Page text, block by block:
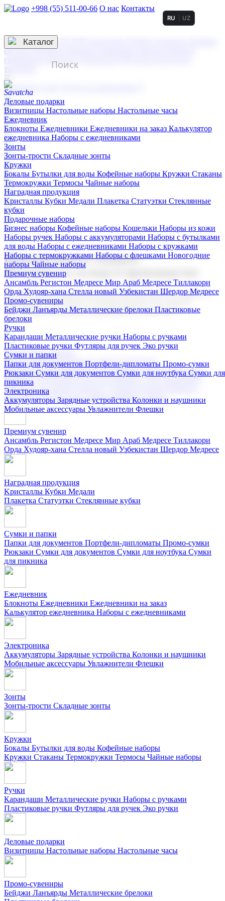
+998 (55) 511-00-66 О нас Контакты
3D гравировка
смолой (Doming)
гравировка твердая
тиснение
RU UZ
☰
Контакты
Каталог
Деловые подарки
Визитницы Настольные наборы Настольные часы
Ежедневник
Блокноты Ежедневники Ежедневники на заказ Калькулятор
ежедневника Наборы с ежедневниками
Зонты
Зонты-трости Складные зонты
Кружки
Бокалы Бутылки для воды Кофейные наборы Кружки Стаканы
Термокружки Термосы Чайные наборы
Наградная продукция
Kристаллы Кубки Медали Плакетка Статуэтки Стеклянные
кубки
Подарочные наборы
Бизнес наборы Кофейные наборы Кошельки Наборы из кожи
Наборы ручек Наборы с аккумуляторами Наборы с бутылками
для воды Наборы с ежедневниками Наборы с кружками
Наборы с термокружками Наборы с флешками Новогодние
наборы Чайные наборы
Премиум сувенир
Ансамбль Регистон Медресе Мир Араб Медресе Тиллакори
Орда Худояр-хана Стелла новый Узбекистан Шердор Медресе
Промо-сувениры
Бейджи Ланъярды Металлические брелоки Пластиковые
брелоки
Ручки
Карандаши Металлические ручки Наборы с ручками
Пластиковые ручки Футляры для ручек Эко ручки
Сумки и папки
Папки для документов Портфели-дипломаты Промо-сумки
Рюкзаки Сумки для документов Сумки для ноутбука Сумки для
пикника
Электроника
Аккумуляторы Зарядные устройства Колонки и наушники
Мобильные аксессуары Увлажнители Флешки
Корпоративные подарки
Поставка со склада и производство
Мы предлагаем широкий выбор корпоративных подарков и
сувениров с логотипом. В нашем каталоге вы найдете
продукцию для бизнеса, мероприятия и клиентов.
Подарочные наборы
Бизнес наборыКофейные наборы Кошельки
Наборы из кожиНаборы ручекНаборы с аккумуляторами
Наборы с бутылками для воды
Наборы с ежедневниками
Наборы с кружками
флешкамиНовогодние наборыЧайные наборы
Премиум сувенир
Ансамбль Регистон Медресе Мир Араб Медресе Тиллакори
Орда Худояр-хана Стелла новый Узбекистан Шердор Медресе
Наградная продукция
Kристаллы Кубки Медали
Плакетка Статуэтки Стеклянные кубки
Сумки и папки
Папки для документов Портфели-дипломаты Промо-сумки
Рюкзаки Сумки для документов Сумки для ноутбука Сумки
для пикника
Ежедневник
Блокноты Ежедневники Ежедневники на заказ
Калькулятор ежедневника Наборы с ежедневниками
Электроника
Аккумуляторы Зарядные устройства Колонки и наушники
Мобильные аксессуары Увлажнители Флешки
Зонты
Зонты-трости Складные зонты
Кружки
Бокалы Бутылки для воды Кофейные наборы
Кружки Стаканы Термокружки Термосы Чайные наборы
Ручки
Карандаши Металлические ручки Наборы с ручками
Пластиковые ручки Футляры для ручек Эко ручки
Деловые подарки
Визитницы Настольные наборы Настольные часы
Промо-сувениры
Бейджи Ланъярды Металлические брелоки